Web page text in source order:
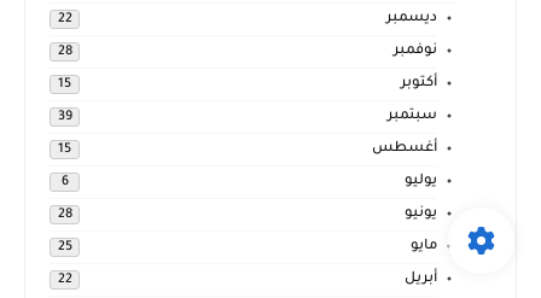
ديسمبر 22
نوفمبر 28
أكتوبر 15
سبتمبر 39
أغسطس 15
يوليو 6
يونيو 28
مايو 25
أبريل 22